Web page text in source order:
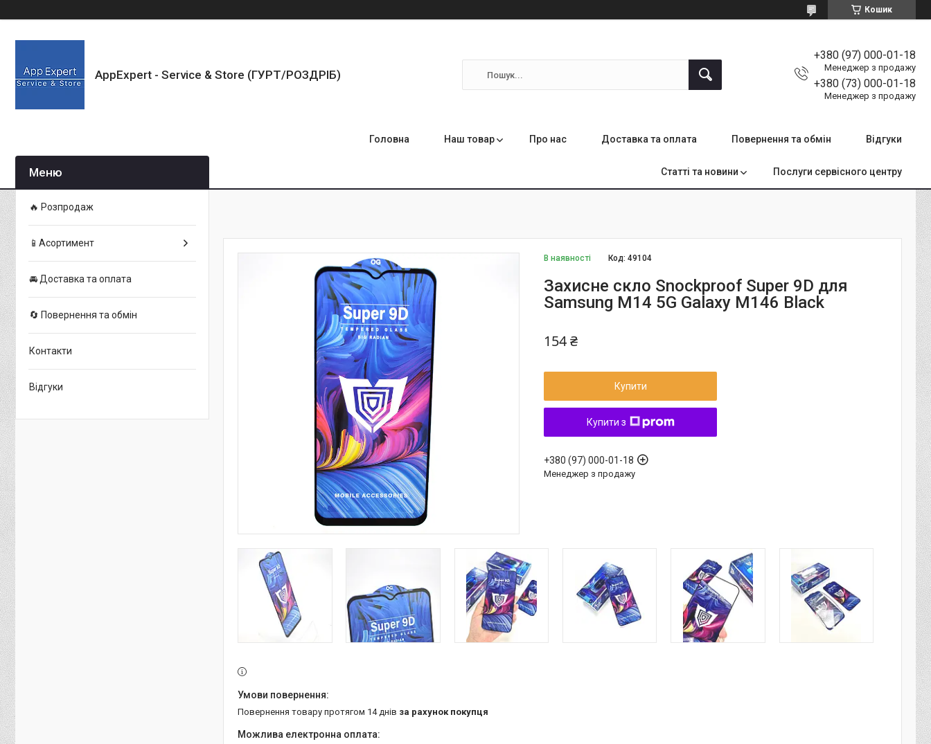
Кошик
AppExpert - Service & Store (ГУРТ/РОЗДРІБ)
+380 (97) 000-01-18
Менеджер з продажу
+380 (73) 000-01-18
Менеджер з продажу
Головна Наш товар Про нас Доставка та оплата Повернення та обмін Відгуки
Статті та новини Послуги сервісного центру
В наявності Код:49104
Захисне скло Snockproof Super 9D для
Samsung M14 5G Galaxy M146 Black
154 ₴
Купити
Купити з
+380 (97) 000-01-18
Менеджер з продажу
повернення товару протягом 14 днів за рахунок покупця
🔥 Розпродаж
📱Асортимент
🚘 Доставка та оплата
🔄 Повернення та обмін
Контакти
Відгуки